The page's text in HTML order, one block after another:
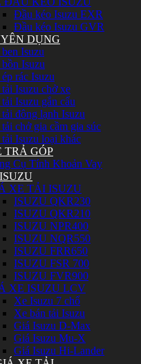
Đầu kéo Isuzu EXR
Đầu kéo Isuzu GVR
DỤNG
Isuzu
Isuzu
rác Isuzu
Isuzu chở xe
Isuzu gắn cẩu
đông lạnh Isuzu
chở gia cầm gia súc
Isuzu loại khác
TRẢ GÓP
Cụ Tính Khoản Vay
XE TẢI ISUZU
ISUZU QKR230
ISUZU QKR210
ISUZU NPR400
ISUZU NQR550
ISUZU FRR650
ISUZU FSR 700
ISUZU FVR900
XE ISUZU LCV
Xe Isuzu 7 chổ
Xe bán tải Isuzu
Giá Isuzu D-Max
Giá Isuzu Mu-X
Giá Isuzu Hi-Lander